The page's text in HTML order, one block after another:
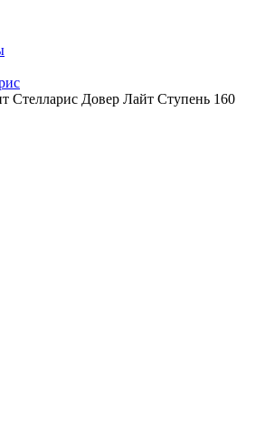
Стелларис Довер Лайт Ступень 160